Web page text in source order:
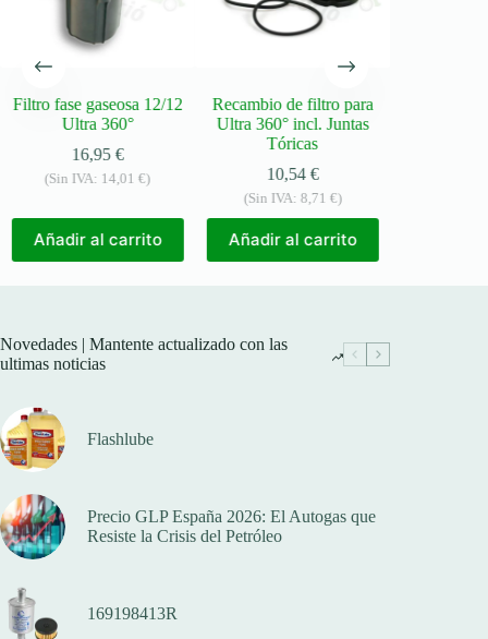
Filtro fase gaseosa 12/12
Ultra 360°
16,95 €
(Sin IVA: 14,01€)
Añadir al carrito
Recambio de filtro para
Ultra 360° incl. Juntas
Tóricas
10,54 €
(Sin IVA: 8,71 €)
Añadir al carrito
Novedades | Mantente actualizado con las
ultimas noticias
Flashlube
Precio GLP España 2026: El Autogas que
Resiste la Crisis del Petróleo
169198413R